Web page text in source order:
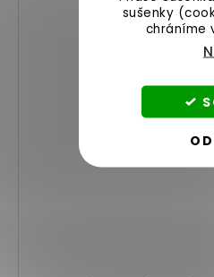
sušenky
chráníme